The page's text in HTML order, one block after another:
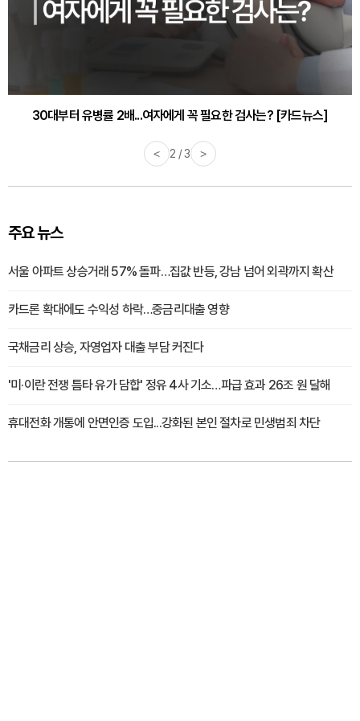
30대부터 유병률 2배...여자에게 꼭 필요한 검사는? [카드뉴스]
감기·독감 예방하고 면역력 높이는 4가지 영양제 [카드뉴스]
< 2 / 3 >
주요 뉴스
서울 아파트 상승거래 57% 돌파…집값 반등, 강남 넘어 외곽까지 확산
카드론 확대에도 수익성 하락…중금리대출 영향
국채금리 상승, 자영업자 대출 부담 커진다
'미·이란 전쟁 틈타 유가 담합' 정유 4사 기소…파급 효과 26조 원 달해
휴대전화 개통에 안면인증 도입...강화된 본인 절차로 민생범죄 차단